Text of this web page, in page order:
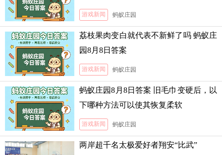
游戏新闻 蚂蚁庄园
荔枝果肉变白就代表不新鲜了吗 蚂蚁庄
园8月8日答案
游戏新闻 蚂蚁庄园
蚂蚁庄园8月8日答案 旧毛巾变硬后，以
下哪种方法可以使其恢复柔软
游戏新闻 蚂蚁庄园
两岸超千名太极爱好者翔安“比武”